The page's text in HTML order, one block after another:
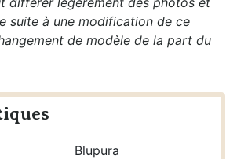
suite à une modification de ce
de modèle de la part du
Blupura